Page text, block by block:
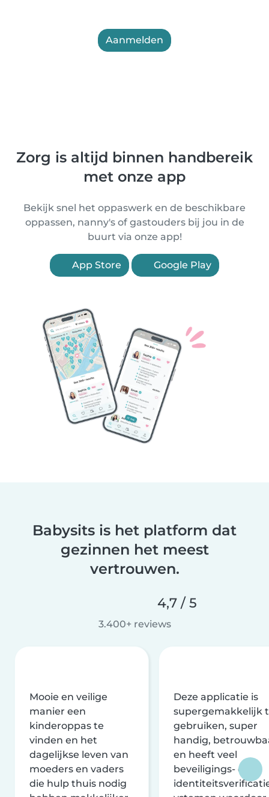
Aanmelden
Zorg is altijd binnen handbereik
met onze app
Bekijk snel het oppaswerk en de beschikbare
oppassen, nanny's of gastouders bij jou in de
buurt via onze app!
App Store Google Play
Babysits is het platform dat
gezinnen het meest
vertrouwen.
4,7 / 5
3.400+ reviews
Mooie en veilige
manier een
kinderoppas te
vinden en het
dagelijkse leven van
moeders en vaders
die hulp thuis nodig
Deze applicatie is
supergemakkelijk
gebruiken, super
handig,
en heeft veel
beveiligings- en